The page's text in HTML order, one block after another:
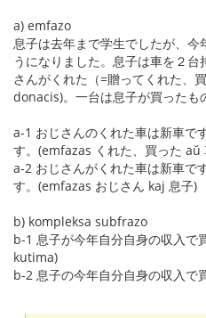
a) emfazo
息子は去年まで学生でしたが、今
うになりました。息子は車を２
さんがくれた（=贈ってくれた、
donacis)。一台は息子が買ったも
a-1 おじさんのくれた車は新車で
す。(emfazas くれた、買った
a-2 おじさんがくれた車は新車で
す。(emfazas おじさん kaj 息子)
b) kompleksa subfrazo
b-1 息子が今年自分自身の収入で
kutima)
b-2 息子の今年自分自身の収入で